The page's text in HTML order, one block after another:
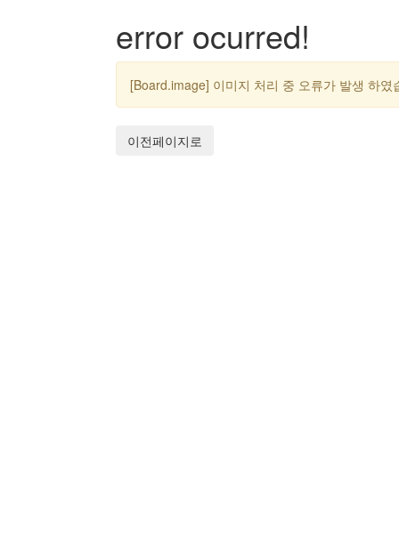
error ocurred!
[Board.image] 이미지 처리 중 오류가 발생 하였
이전페이지로